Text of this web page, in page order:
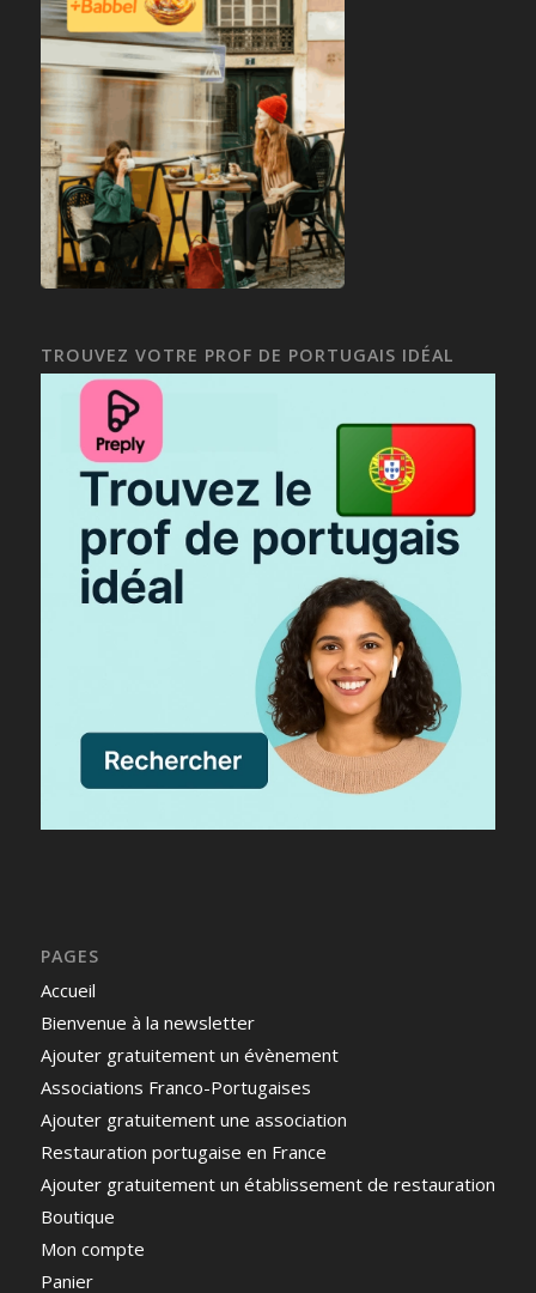
TROUVEZ VOTRE PROF DE PORTUGAIS IDÉAL
PAGES
Accueil
Bienvenue à la newsletter
Ajouter gratuitement un évènement
Associations Franco-Portugaises
Ajouter gratuitement une association
Restauration portugaise en France
Ajouter gratuitement un établissement de restauration
Boutique
Mon compte
Panier